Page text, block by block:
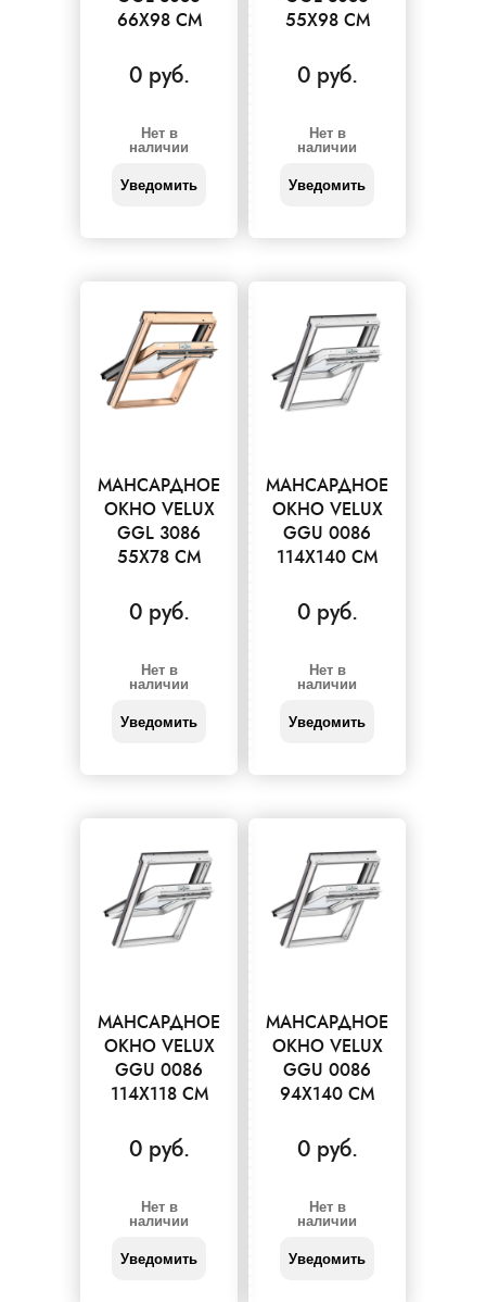
66X98 СМ
0 руб.
Нет в
наличии
Уведомить
55X98 СМ
0 руб.
Нет в
наличии
Уведомить
МАНСАРДНОЕ
ОКНО VELUX
GGL 3086
55X78 СМ
0 руб.
Нет в
наличии
Уведомить
МАНСАРДНОЕ
ОКНО VELUX
GGU 0086
114X140 СМ
0 руб.
Нет в
наличии
Уведомить
МАНСАРДНОЕ
ОКНО VELUX
GGU 0086
114X118 СМ
0 руб.
Нет в
наличии
Уведомить
МАНСАРДНОЕ
ОКНО VELUX
GGU 0086
94X140 СМ
0 руб.
Нет в
наличии
Уведомить